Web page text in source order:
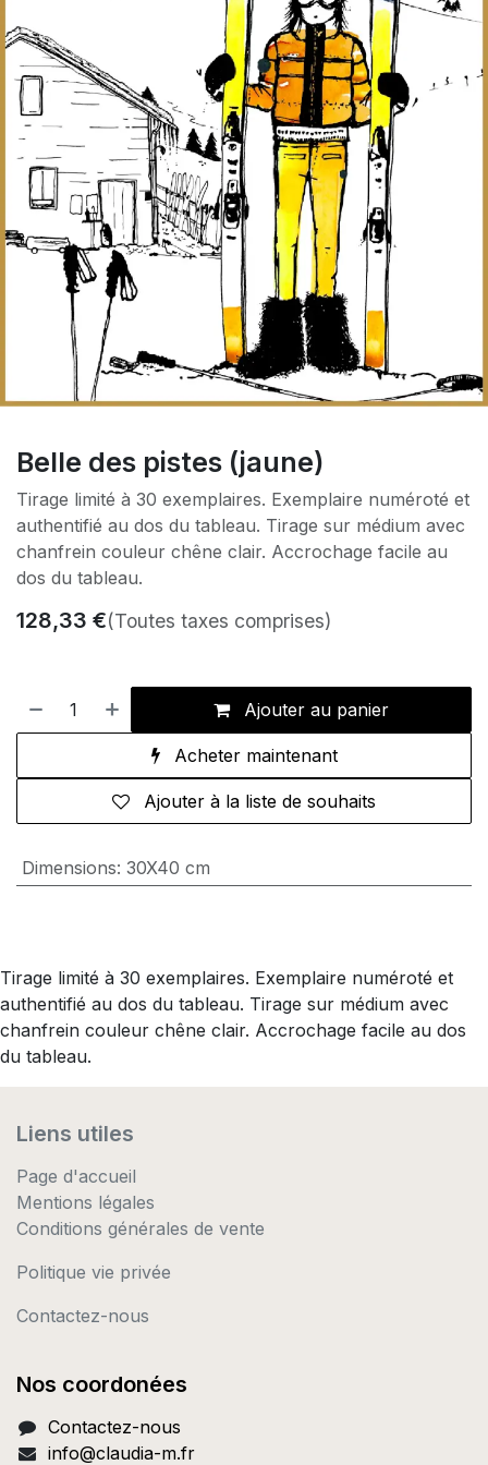
Belle des pistes (jaune)
Tirage limité à 30 exemplaires. Exemplaire numéroté et
authentifié au dos du tableau. Tirage sur médium avec
chanfrein couleur chêne clair. Accrochage facile au
dos du tableau.
128,33 €(Toutes taxes comprises)
Ajouter au panier
Acheter maintenant
Ajouter à la liste de souhaits
Dimensions: 30X40 cm
Tirage limité à 30 exemplaires. Exemplaire numéroté et
authentifié au dos du tableau. Tirage sur médium avec
chanfrein couleur chêne clair. Accrochage facile au dos
du tableau.
Liens utiles
Page d'accueil
Mentions légales
Conditions générales de vente
Politique vie privée
Contactez-nous
Nos coordonées
Contactez-nous
info@claudia-m.fr